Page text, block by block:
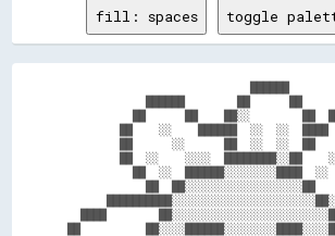
fill: spaces toggle
██      ██    ██░░
██    ░░    ██████  ░░  ░░
██      ░░      ██  ░░  ░░  ██
██  ░░    ░░░░  ████████░░██
██  ░░  ██████░░░░░░░░████
██
████
██